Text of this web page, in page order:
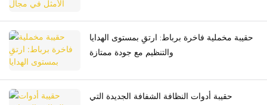
حقيبة مخملية فاخرة برباط: ارتقِ بمستوى الهدايا
والتنظيم مع جودة ممتازة
حقيبة أدوات النظافة الشفافة الجديدة التي